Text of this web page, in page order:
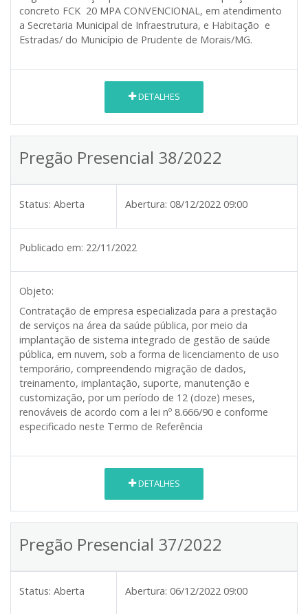
concreto FCK 20 MPA CONVENCIONAL, em atendimento
a Secretaria Municipal de Infraestrutura, e Habitação e
Estradas/ do Município de Prudente de Morais/MG.
DETALHES
Pregão Presencial 38/2022
Status: Aberta Abertura: 08/12/2022 09:00
Publicado em: 22/11/2022
Objeto:
Contratação de empresa especializada para a prestação
de serviços na área da saúde pública, por meio da
implantação de sistema integrado de gestão de saúde
pública, em nuvem, sob a forma de licenciamento de uso
temporário, compreendendo migração de dados,
treinamento, implantação, suporte, manutenção e
customização, por um período de 12 (doze) meses,
renováveis de acordo com a lei nº 8.666/90 e conforme
especificado neste Termo de Referência
DETALHES
Pregão Presencial 37/2022
Status: Aberta Abertura: 06/12/2022 09:00